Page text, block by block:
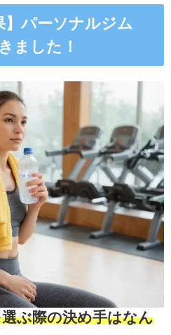
】パーソナルジム
ました！
ぶ際の決め手はなん